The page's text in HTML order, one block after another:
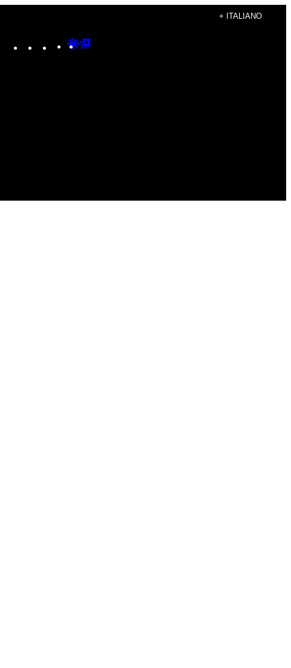
+ ITALIANO
Instagram
TikTokYouTube
Google